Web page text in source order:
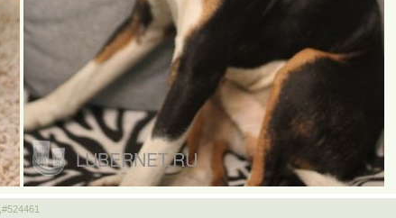
#524461